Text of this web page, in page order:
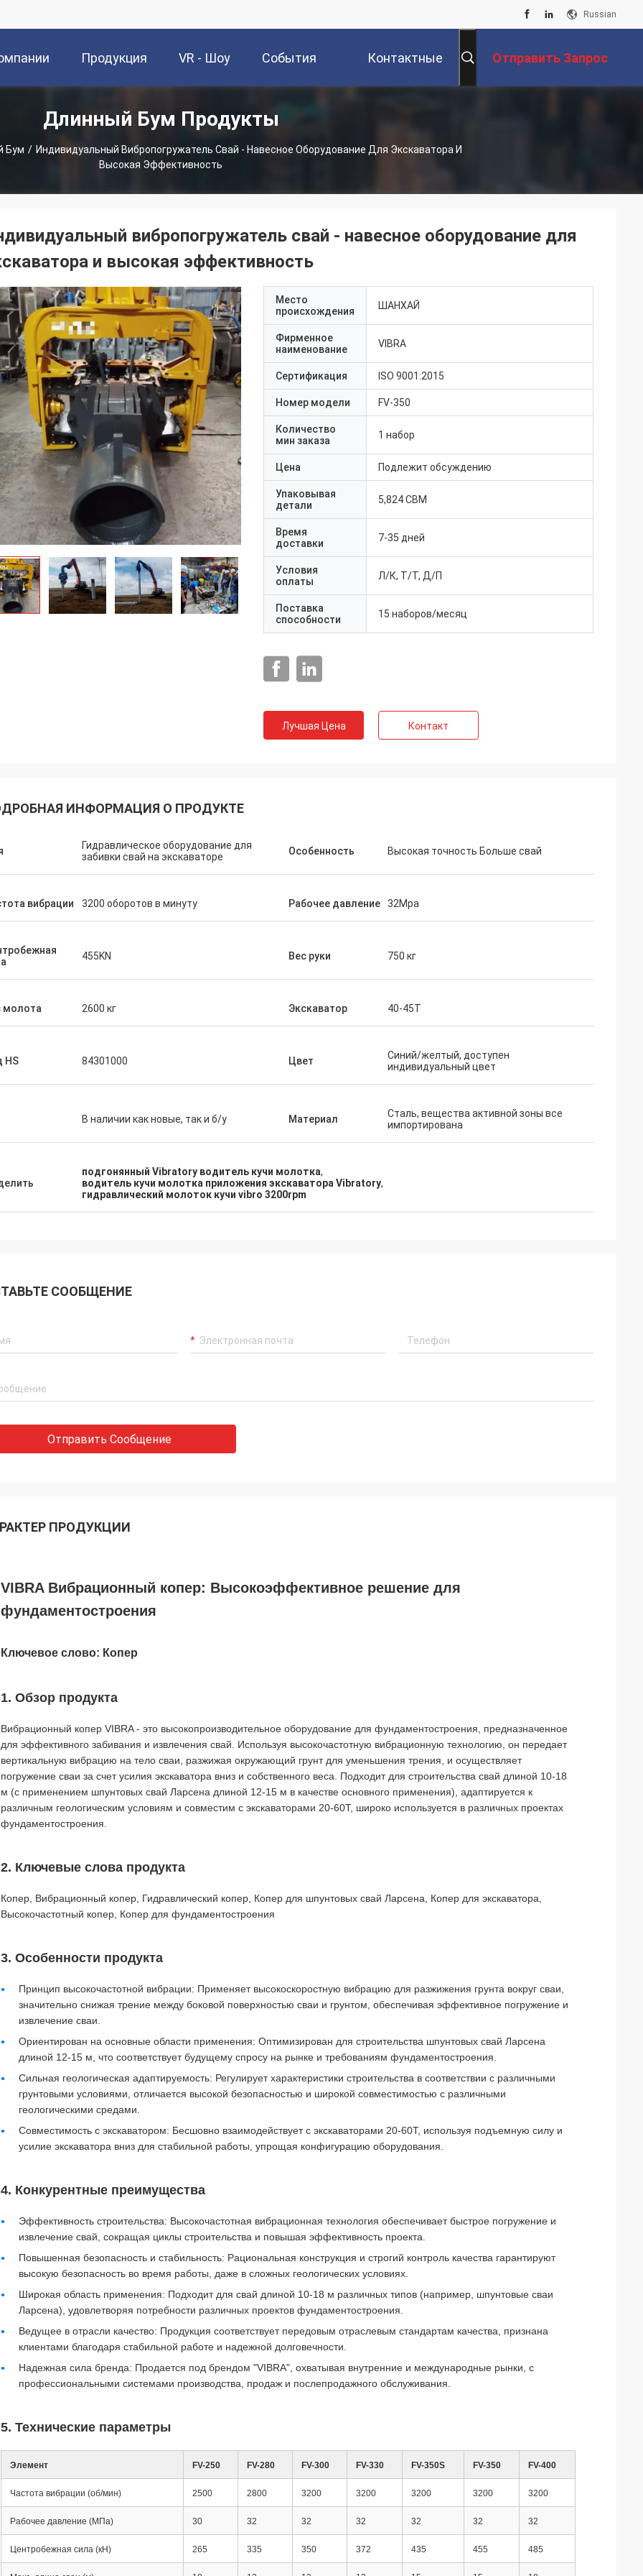
Russian
Продукция VR - Шоу События Контактные Отправить Запрос
Длинный Бум Продукты
Бум / Индивидуальный Вибропогружатель Свай - Навесное Оборудование Для Экскаватора И
Высокая Эффективность
вибропогружатель свай - навесное оборудование для
и высокая эффективность
Место
происхождения
ШАНХАЙ
Фирменное
наименование
VIBRA
Сертификация ISO 9001:2015
Номер модели FV-350
Количество
мин заказа
1 набор
Цена Подлежит обсуждению
Упаковывая
детали
5,824 CBM
Время
доставки
7-35 дней
Условия
оплаты
Л/К, Т/Т, Д/П
Поставка
способности
15 наборов/месяц
Лучшая Цена Контакт
ИНФОРМАЦИЯ О ПРОДУКТЕ
Гидравлическое оборудование для
забивки свай на экскаваторе
Особенность Высокая точность Больше свай
вибрации 3200 оборотов в минуту Рабочее давление 32Mpa
455KN Вес руки 750 кг
молота 2600 кг Экскаватор 40-45T
HS 84301000 Цвет
Синий/желтый, доступен
индивидуальный цвет
В наличии как новые, так и б/у Материал
Сталь, вещества активной зоны все
импортирована
подгонянный Vibratory водитель кучи молотка,
водитель кучи молотка приложения экскаватора Vibratory,
гидравлический молоток кучи vibro 3200rpm
СООБЩЕНИЕ
Отправить Сообщение
ПРОДУКЦИИ
VIBRA Вибрационный копер: Высокоэффективное решение для
фундаментостроения
Ключевое слово: Копер
1. Обзор продукта
Вибрационный копер VIBRA - это высокопроизводительное оборудование для фундаментостроения, предназначенное
для эффективного забивания и извлечения свай. Используя высокочастотную вибрационную технологию, он передает
вертикальную вибрацию на тело сваи, разжижая окружающий грунт для уменьшения трения, и осуществляет
погружение сваи за счет усилия экскаватора вниз и собственного веса. Подходит для строительства свай длиной 10-18
м (с применением шпунтовых свай Ларсена длиной 12-15 м в качестве основного применения), адаптируется к
различным геологическим условиям и совместим с экскаваторами 20-60T, широко используется в различных проектах
фундаментостроения.
2. Ключевые слова продукта
Копер, Вибрационный копер, Гидравлический копер, Копер для шпунтовых свай Ларсена, Копер для экскаватора,
Высокочастотный копер, Копер для фундаментостроения
3. Особенности продукта
Принцип высокочастотной вибрации: Применяет высокоскоростную вибрацию для разжижения грунта вокруг сваи,
значительно снижая трение между боковой поверхностью сваи и грунтом, обеспечивая эффективное погружение и
извлечение сваи.
Ориентирован на основные области применения: Оптимизирован для строительства шпунтовых свай Ларсена
длиной 12-15 м, что соответствует будущему спросу на рынке и требованиям фундаментостроения.
Сильная геологическая адаптируемость: Регулирует характеристики строительства в соответствии с различными
грунтовыми условиями, отличается высокой безопасностью и широкой совместимостью с различными
геологическими средами.
Совместимость с экскаватором: Бесшовно взаимодействует с экскаваторами 20-60T, используя подъемную силу и
усилие экскаватора вниз для стабильной работы, упрощая конфигурацию оборудования.
4. Конкурентные преимущества
Эффективность строительства: Высокочастотная вибрационная технология обеспечивает быстрое погружение и
извлечение свай, сокращая циклы строительства и повышая эффективность проекта.
Повышенная безопасность и стабильность: Рациональная конструкция и строгий контроль качества гарантируют
высокую безопасность во время работы, даже в сложных геологических условиях.
Широкая область применения: Подходит для свай длиной 10-18 м различных типов (например, шпунтовые сваи
Ларсена), удовлетворяя потребности различных проектов фундаментостроения.
Ведущее в отрасли качество: Продукция соответствует передовым отраслевым стандартам качества, признана
клиентами благодаря стабильной работе и надежной долговечности.
Надежная сила бренда: Продается под брендом "VIBRA", охватывая внутренние и международные рынки, с
профессиональными системами производства, продаж и послепродажного обслуживания.
5. Технические параметры
Элемент FV-250 FV-280 FV-300 FV-330 FV-350S FV-350 FV-400
Частота вибрации (об/мин) 2500 2800 3200 3200 3200 3200 3200
Рабочее давление (МПа) 30 32 32 32 32 32 32
Центробежная сила (кН) 265 335 350 372 435 455 485